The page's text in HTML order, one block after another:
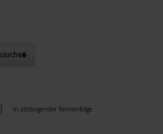
In absteigender Reihenfolge